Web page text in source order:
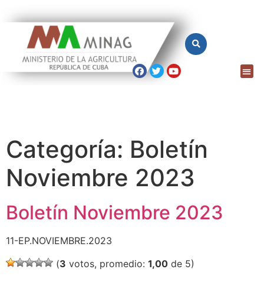
Categoría: Boletín
Noviembre 2023
Boletín Noviembre 2023
11-EP.NOVIEMBRE.2023
(3 votos, promedio: 1,00 de 5)